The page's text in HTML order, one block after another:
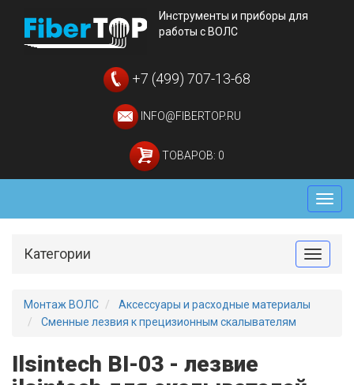
Инструменты и приборы для
работы с ВОЛС
+7 (499) 707-13-68
INFO@FIBERTOP.RU
ТОВАРОВ: 0
Меню
Toggle
Категории
Монтаж ВОЛС
Аксессуары и расходные материалы
Сменные лезвия к прецизионным скалывателям
Ilsintech BI-03 - лезвие